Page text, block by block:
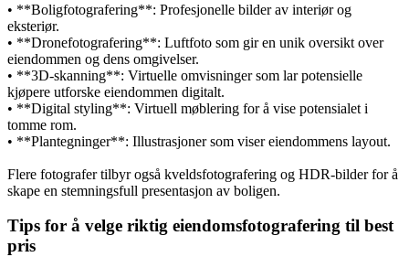
• **Boligfotografering**: Profesjonelle bilder av interiør og
eksteriør.
• **Dronefotografering**: Luftfoto som gir en unik oversikt over
eiendommen og dens omgivelser.
• **3D-skanning**: Virtuelle omvisninger som lar potensielle
kjøpere utforske eiendommen digitalt.
• **Digital styling**: Virtuell møblering for å vise potensialet i
tomme rom.
• **Plantegninger**: Illustrasjoner som viser eiendommens layout.
Flere fotografer tilbyr også kveldsfotografering og HDR-bilder for å
skape en stemningsfull presentasjon av boligen.
Tips for å velge riktig eiendomsfotografering til best
pris